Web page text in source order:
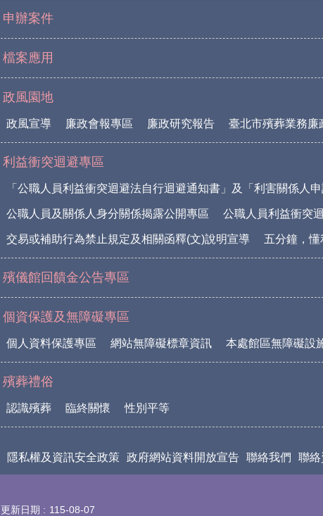
申辦案件
檔案應用
政風園地
政風宣導 廉政會報專區 廉政研究報告 臺北市殯葬業務廉
利益衝突迴避專區
「公職人員利益衝突迴避法自行迴避通知書」及「利害關係人
公職人員及關係人身分關係揭露公開專區 公職人員利益衝突
交易或補助行為禁止規定及相關函釋(文)說明宣導 五分鐘，
殯儀館回饋金公告專區
個資保護及無障礙專區
個人資料保護專區 網站無障礙標章資訊 本處館區無障礙設
殯葬禮俗
認識殯葬 臨終關懷 性別平等
隱私權及資訊安全政策 政府網站資料開放宣告 聯絡我們 聯
更新日期 115-08-07